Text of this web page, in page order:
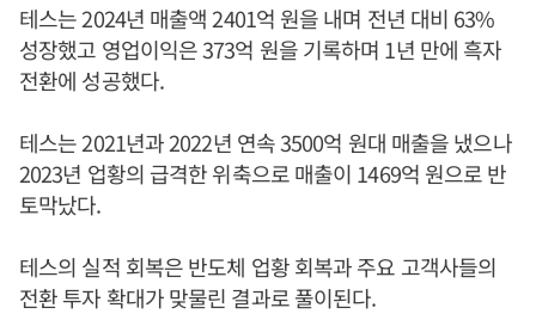
테스는 2024년 매출액 2401억 원을 내며 전년 대비 63%
성장했고 영업이익은 373억 원을 기록하며 1년 만에 흑자
전환에 성공했다.
테스는 2021년과 2022년 연속 3500억 원대 매출을 냈으나
2023년 업황의 급격한 위축으로 매출이 1469억 원으로 반
토막났다.
테스의 실적 회복은 반도체 업황 회복과 주요 고객사들의
전환 투자 확대가 맞물린 결과로 풀이된다.